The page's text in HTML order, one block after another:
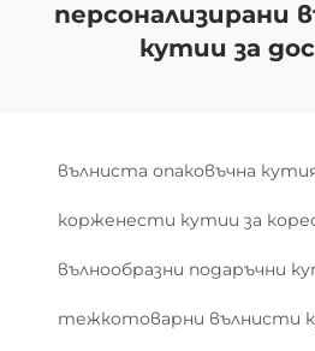
персонализирани
кутии за
вълниста опаковъчна
корженести кутии за
вълнообразни подаръчни
тежкотоварни вълнисти